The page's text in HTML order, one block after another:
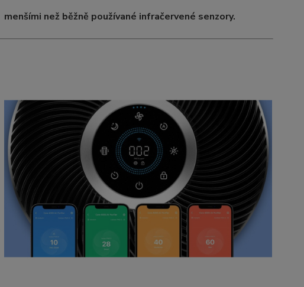
menšími než běžně používané infračervené senzory.